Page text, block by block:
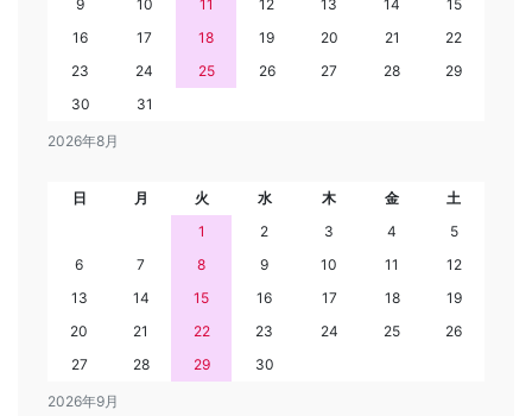
2026年8月
9
10 11 12 13 14
15
16
17 18 19 20 21
22
23
24 25 26 27 28
29
30
31
2026年9月
日 月 火 水 木 金
土
1
2 3 4
5
6
7 8 9 10 11
12
13
14 15 16 17 18
19
20
21 22 23 24 25
26
27
28 29 30